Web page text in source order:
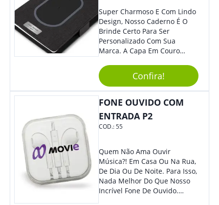
Super Charmoso E Com Lindo
Design, Nosso Caderno É O
Brinde Certo Para Ser
Personalizado Com Sua
Marca. A Capa Em Couro
Elástico Permite Maior
Segurança Ao Carregá-Lo.
Ofereça A Seus Clientes E
Colaboradores, Sem Dúvidas
Confira!
FONE OUVIDO COM
ENTRADA P2
COD.:55
Quem Não Ama Ouvir
Música?! Em Casa Ou Na Rua,
De Dia Ou De Noite. Para Isso,
Nada Melhor Do Que Nosso
Incrível Fone De Ouvido.